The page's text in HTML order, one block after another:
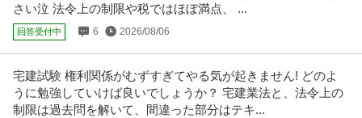
中」IRマネージャー／大手ブランド企業のDXをサポートする当社
にて／IRマネージャーをお任せします「グローバルな社風／英語
GDX株式会社
新着 正社員 ストックオプション
ットサービス ※会員属性な…続きを見る
提供：ビズリーチ
さい泣 法令上の制限や税ではほぼ満点、 ...
回答受付中 6 2026/08/06
宅建試験 権利関係がむずすぎてやる気が起きません! どのよ
うに勉強していけば良いでしょうか？ 宅建業法と、法令上の
制限は過去問を解いて、間違った部分はテキ...